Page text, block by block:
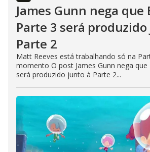
James Gunn nega que
Parte 3 será
Parte 2
Matt Reeves está trabalhando só na
momento O post James Gunn nega
será produzido junto à Parte 2...